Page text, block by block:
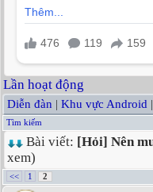
Lần hoạt động
Diễn đàn | Khu vực Android |
Tìm kiếm
Bài viết: [Hỏi] Nên
xem)
<< 1 2